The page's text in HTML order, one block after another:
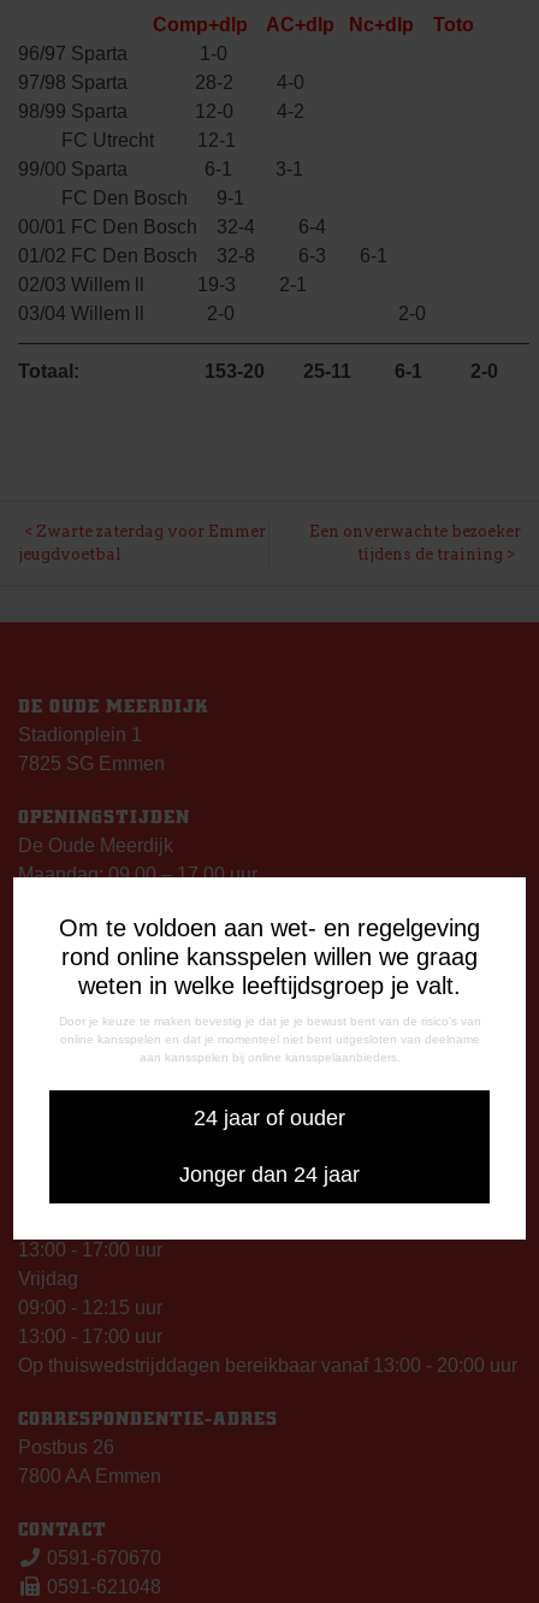
Om te voldoen aan wet- en regelgeving
rond online kansspelen willen we graag
weten in welke leeftijdsgroep je valt.
Door je keuze te maken bevestig je dat je je bewust bent van de risico's van
online kansspelen en dat je momenteel niet bent uitgesloten van deelname
aan kansspelen bij online kansspelaanbieders.
24 jaar of ouder
Jonger dan 24 jaar
Comp+dlp AC+dlp Nc+dlp Toto
96/97 Sparta 1-0
97/98 Sparta 28-2 4-0
98/99 Sparta 12-0 4-2
FC Utrecht 12-1
99/00 Sparta 6-1 3-1
FC Den Bosch 9-1
00/01 FC Den Bosch 32-4 6-4
01/02 FC Den Bosch 32-8 6-3 6-1
02/03 Willem ll 19-3 2-1
03/04 Willem ll 2-0 2-0
——————————————————————————–
Totaal: 153-20 25-11 6-1 2-0
BERICHT
Zwarte zaterdag voor Emmer
jeugdvoetbal
Een onverwachte bezoeker
tijdens de training
DE OUDE MEERDIJK
Stadionplein 1
7825 SG Emmen
OPENINGSTIJDEN
De Oude Meerdijk
Maandag: 09.00 – 17.00 uur
09.00 – 12.15 uur
13.00 – 17.00 uur
Op thuiswedstrijddagen geopend vanaf 13.00 uur (i.p.v.
09.00 uur).
Telefonisch bereikbaar op:
13:00 - 17:00 uur
Vrijdag
09:00 - 12:15 uur
13:00 - 17:00 uur
Op thuiswedstrijddagen bereikbaar vanaf 13:00 - 20:00 uur
CORRESPONDENTIE-ADRES
Postbus 26
7800 AA Emmen
CONTACT
0591-670670
0591-621048